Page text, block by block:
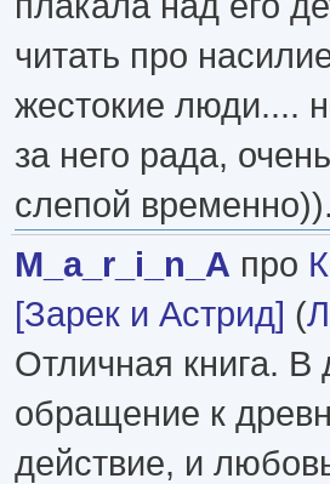
читать про
жестокие люди....
за него рада,
слепой
M_a_r_i_n_A про
[Зарек и Астрид] (
Отличная книга. В
обращение к
действие, и